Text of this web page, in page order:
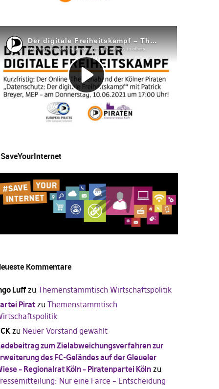
Kommentare
Luffzu Themenstammtisch Wirtschaftspolitik
Piratzu Themenstammtisch
zu Neuer Vorstand gewählt
zum Zielabweichungsverfahren zur
des FC-Geländes auf der Gleueler
– Regionalrat Köln – Piratenpartei Kölnzu
Nur eine Farce – Entscheidung